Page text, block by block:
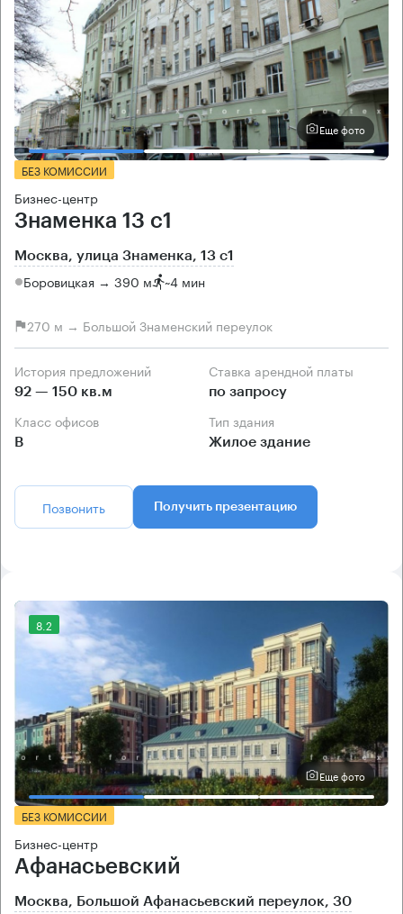
Еще фото
БЕЗ КОМИССИИ
Бизнес-центр
Знаменка 13 с1
Москва, улица Знаменка, 13 с1
Боровицкая → 390 м ~4 мин
270 м → Большой Знаменский переулок
История предложений
92 — 150 кв.м
Ставка арендной платы
по запросу
Класс офисов
B
Тип здания
Жилое здание
Позвонить Получить презентацию
8.2
Еще фото
БЕЗ КОМИССИИ
Бизнес-центр
Афанасьевский
Москва, Большой Афанасьевский переулок, 30